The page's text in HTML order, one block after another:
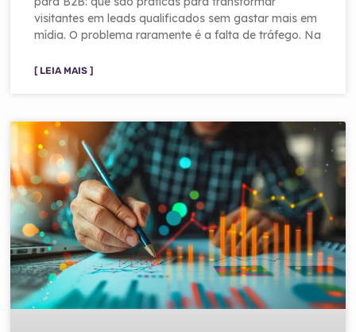
visitantes em leads qualificados sem gastar mais em
mídia. O problema raramente é a falta de tráfego. Na
[ LEIA MAIS ]